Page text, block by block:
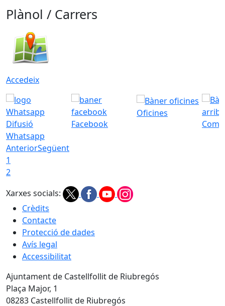
Plànol / Carrers
Accedeix
Difusió
Whatsapp
Facebook
Oficines
Com
AnteriorSegüent
1
2
Xarxes socials:
Crèdits
Contacte
Protecció de dades
Avís legal
Accessibilitat
Ajuntament de Castellfollit de Riubregós
Plaça Major, 1
08283 Castellfollit de Riubregós